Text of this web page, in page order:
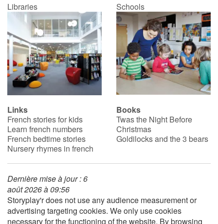
Libraries Schools
Links
French stories for kids
Learn french numbers
French bedtime stories
Nursery rhymes in french
Books
Twas the Night Before
Christmas
Goldilocks and the 3 bears
Dernière mise à jour : 6
août 2026 à 09:56
Storyplay'r does not use any audience measurement or
advertising targeting cookies. We only use cookies
necessary for the functioning of the website. By browsing